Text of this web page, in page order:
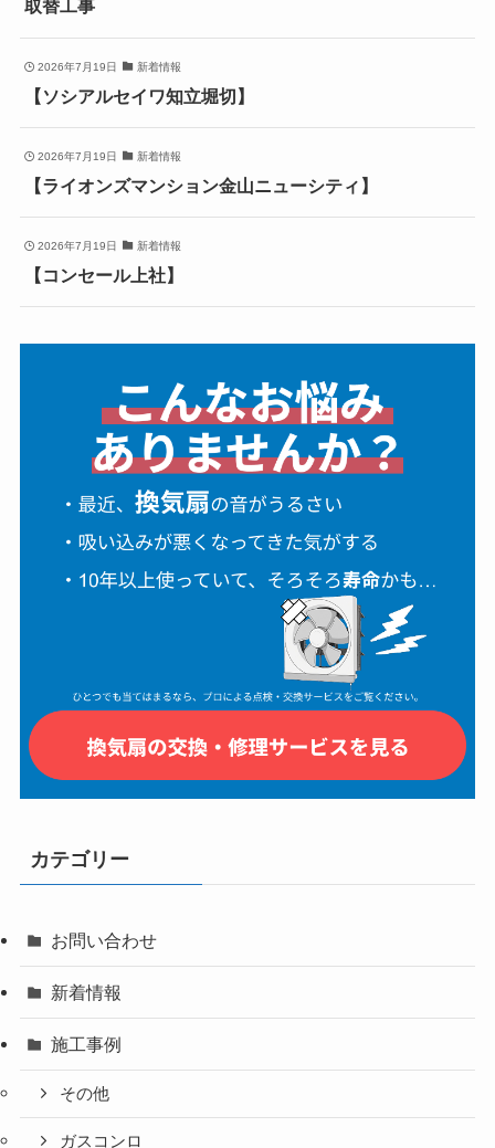
取替工事
2026年7月19日 新着情報
【ソシアルセイワ知立堀切】
2026年7月19日 新着情報
【ライオンズマンション金山ニューシティ】
2026年7月19日 新着情報
【コンセール上社】
カテゴリー
お問い合わせ
新着情報
施工事例
その他
ガスコンロ